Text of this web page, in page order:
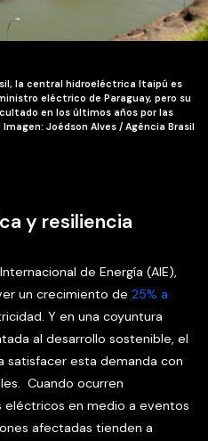
la central hidroeléctrica Itaipú es
eléctrico de Paraguay, pero su
en los últimos años por las
Joédson Alves / Agência Brasil
y resiliencia
de Energía (AIE),
un crecimiento de 25% a
Y en una coyuntura
al desarrollo sostenible, el
satisfacer esta demanda con
Cuando ocurren
eléctricos en medio a eventos
afectadas tienden a